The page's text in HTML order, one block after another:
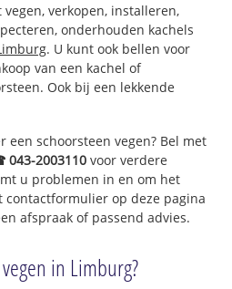
verkopen, installeren,
onderhouden kachels
. U kunt ook bellen voor
van een kachel of
Ook bij een lekkende
een schoorsteen vegen? Bel met
2003110 voor verdere
u problemen in en om het
contactformulier op deze pagina
afspraak of passend advies.
in Limburg?